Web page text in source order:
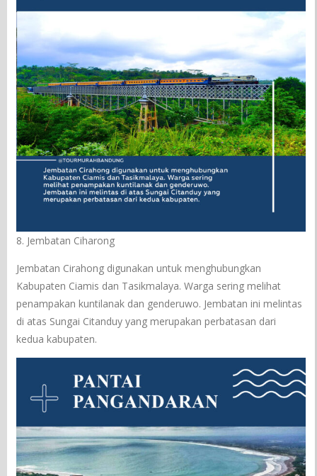
8. Jembatan Ciharong
Jembatan Cirahong digunakan untuk menghubungkan
Kabupaten Ciamis dan Tasikmalaya. Warga sering melihat
penampakan kuntilanak dan genderuwo. Jembatan ini melintas
di atas Sungai Citanduy yang merupakan perbatasan dari
kedua kabupaten.